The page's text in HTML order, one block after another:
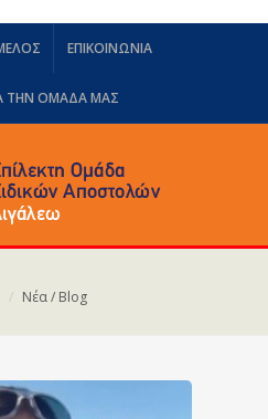
ΕΠΙΚΟΙΝΩΝΙΑ
ΤΗΝ ΟΜΆΔΑ ΜΑΣ
Νέα / Blog